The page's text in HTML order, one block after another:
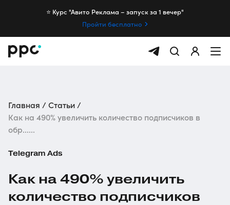
⭐️ Курс "Авито Реклама – запуск за 1 вечер"
Пройти бесплатно
Главная
Статьи
Как на 490% увеличить количество подписчиков в
обр......
Telegram Ads
Как на 490% увеличить
количество подписчиков